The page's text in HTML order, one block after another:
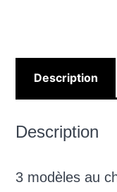
Description
Description
3 modèles au